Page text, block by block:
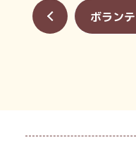
« ボラン